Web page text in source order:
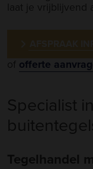
laat je vrijblijvend
of offerte
Specialist
Tegelhandel